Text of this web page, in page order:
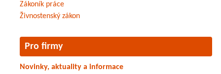
Zákoník práce
Živnostenský zákon
Pro firmy
Novinky, aktuality a informace